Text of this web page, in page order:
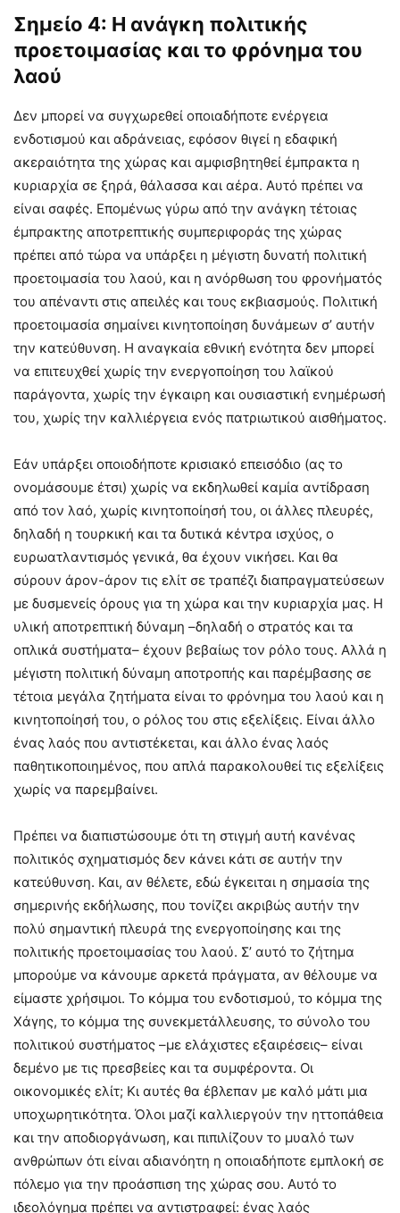
Σημείο 4: Η ανάγκη πολιτικής
προετοιμασίας και το φρόνημα του
λαού
Δεν μπορεί να συγχωρεθεί οποιαδήποτε ενέργεια
ενδοτισμού και αδράνειας, εφόσον θιγεί η εδαφική
ακεραιότητα της χώρας και αμφισβητηθεί έμπρακτα η
κυριαρχία σε ξηρά, θάλασσα και αέρα. Αυτό πρέπει να
είναι σαφές. Επομένως γύρω από την ανάγκη τέτοιας
έμπρακτης αποτρεπτικής συμπεριφοράς της χώρας
πρέπει από τώρα να υπάρξει η μέγιστη δυνατή πολιτική
προετοιμασία του λαού, και η ανόρθωση του φρονήματός
του απέναντι στις απειλές και τους εκβιασμούς. Πολιτική
προετοιμασία σημαίνει κινητοποίηση δυνάμεων σ’ αυτήν
την κατεύθυνση. Η αναγκαία εθνική ενότητα δεν μπορεί
να επιτευχθεί χωρίς την ενεργοποίηση του λαϊκού
παράγοντα, χωρίς την έγκαιρη και ουσιαστική ενημέρωσή
του, χωρίς την καλλιέργεια ενός πατριωτικού αισθήματος.
Εάν υπάρξει οποιοδήποτε κρισιακό επεισόδιο (ας το
ονομάσουμε έτσι) χωρίς να εκδηλωθεί καμία αντίδραση
από τον λαό, χωρίς κινητοποίησή του, οι άλλες πλευρές,
δηλαδή η τουρκική και τα δυτικά κέντρα ισχύος, ο
ευρωατλαντισμός γενικά, θα έχουν νικήσει. Και θα
σύρουν άρον-άρον τις ελίτ σε τραπέζι διαπραγματεύσεων
με δυσμενείς όρους για τη χώρα και την κυριαρχία μας. Η
υλική αποτρεπτική δύναμη –δηλαδή ο στρατός και τα
οπλικά συστήματα– έχουν βεβαίως τον ρόλο τους. Αλλά η
μέγιστη πολιτική δύναμη αποτροπής και παρέμβασης σε
τέτοια μεγάλα ζητήματα είναι το φρόνημα του λαού και η
κινητοποίησή του, ο ρόλος του στις εξελίξεις. Είναι άλλο
ένας λαός που αντιστέκεται, και άλλο ένας λαός
παθητικοποιημένος, που απλά παρακολουθεί τις εξελίξεις
χωρίς να παρεμβαίνει.
Πρέπει να διαπιστώσουμε ότι τη στιγμή αυτή κανένας
πολιτικός σχηματισμός δεν κάνει κάτι σε αυτήν την
κατεύθυνση. Και, αν θέλετε, εδώ έγκειται η σημασία της
σημερινής εκδήλωσης, που τονίζει ακριβώς αυτήν την
πολύ σημαντική πλευρά της ενεργοποίησης και της
πολιτικής προετοιμασίας του λαού. Σ’ αυτό το ζήτημα
μπορούμε να κάνουμε αρκετά πράγματα, αν θέλουμε να
είμαστε χρήσιμοι. Το κόμμα του ενδοτισμού, το κόμμα της
Χάγης, το κόμμα της συνεκμετάλλευσης, το σύνολο του
πολιτικού συστήματος –με ελάχιστες εξαιρέσεις– είναι
δεμένο με τις πρεσβείες και τα συμφέροντα. Οι
οικονομικές ελίτ; Κι αυτές θα έβλεπαν με καλό μάτι μια
υποχωρητικότητα. Όλοι μαζί καλλιεργούν την ηττοπάθεια
και την αποδιοργάνωση, και πιπιλίζουν το μυαλό των
ανθρώπων ότι είναι αδιανόητη η οποιαδήποτε εμπλοκή σε
πόλεμο για την προάσπιση της χώρας σου. Αυτό το
ιδεολόγημα πρέπει να αντιστραφεί: ένας λαός